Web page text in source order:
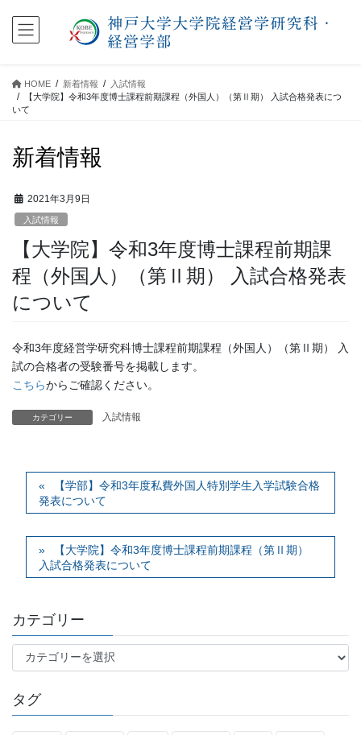
HOME 新着情報
入試情報
【大学院】令和3年度博士課程前期課程（外国人）（第Ⅱ期） 入試合格発表につ
いて
新着情報
2021年3月9日
入試情報
【大学院】令和3年度博士課程前期課
程（外国人）（第Ⅱ期） 入試合格発表
について
令和3年度経営学研究科博士課程前期課程（外国人）（第Ⅱ期） 入
試の合格者の受験番号を掲載します。
こちらからご確認ください。
カテゴリー 入試情報
【学部】令和3年度私費外国人特別学生入学試験合格
発表について
【大学院】令和3年度博士課程前期課程（第Ⅱ期）
入試合格発表について
カテゴリー
テ
リ
ー
タグ